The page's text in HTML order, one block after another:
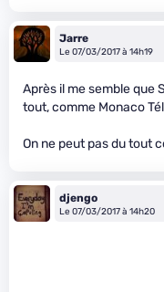
Jarre
Le 07/03/2017 à 14h19
Après il me semble que
tout, comme Monaco
On ne peut pas du tout
djengo
Le 07/03/2017 à 14h20